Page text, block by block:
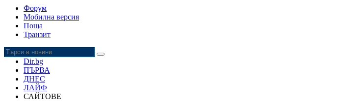
Форум
Мобилна версия
Поща
Транзит
Dir.bg
ПЪРВА
ДНЕС
ЛАЙФ
САЙТОВЕ